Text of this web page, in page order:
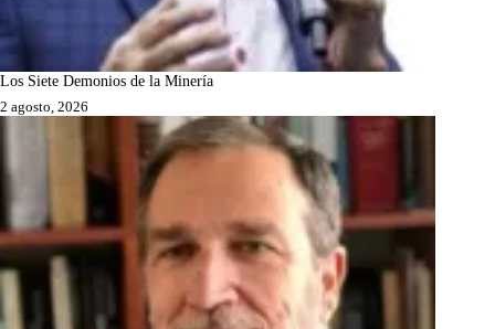
Los Siete Demonios de la Minería
2 agosto, 2026